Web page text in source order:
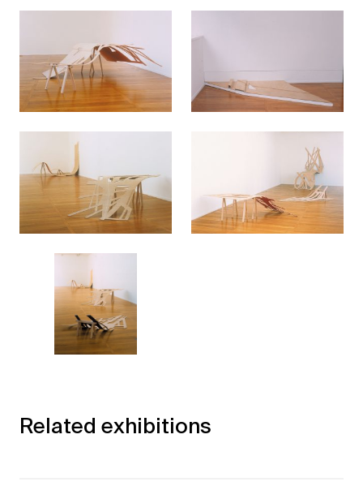
Related exhibitions